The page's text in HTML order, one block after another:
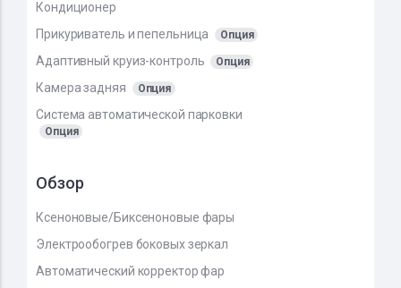
Кондиционер
Прикуриватель и пепельница
Опция
Адаптивный круиз-контроль Опция
Камера задняя Опция
Система автоматической парковки
Опция
Обзор
Ксеноновые/Биксеноновые фары
Электрообогрев боковых зеркал
Автоматический корректор фар